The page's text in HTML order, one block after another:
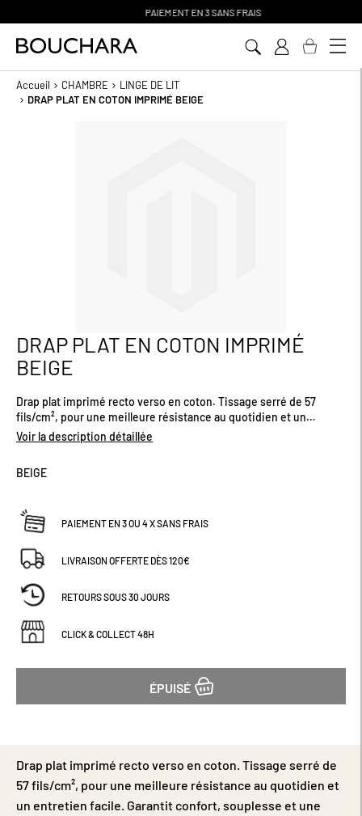
PAIEMENT EN 3 SANS FRAIS
Accueil CHAMBRE
LINGE DE LIT
DRAP PLAT EN COTON IMPRIMÉ BEIGE
Passer
au
début
la
Galerie
d’images
DRAP PLAT EN COTON IMPRIMÉ
BEIGE
Drap plat imprimé recto verso en coton. Tissage serré de 57
fils/cm², pour une meilleure résistance au quotidien et un
entretien facile. Garantit confort, souplesse et une grande
douceur.Dimensions (cm) : H290 x L240
Voir la description détaillée
BEIGE
PAIEMENT EN 3 OU 4 X SANS FRAIS
LIVRAISON OFFERTE DÈS 120€
RETOURS SOUS 30 JOURS
CLICK & COLLECT 48H
ÉPUISÉ
Drap plat imprimé recto verso en coton. Tissage serré de
57 fils/cm², pour une meilleure résistance au quotidien et
un entretien facile. Garantit confort, souplesse et une